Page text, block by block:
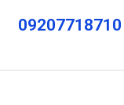
09207718710